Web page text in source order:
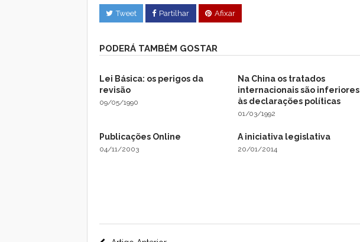
Tweet Partilhar Afixar
PODERÁ TAMBÉM GOSTAR
Lei Básica: os perigos da
revisão
09/05/1990
Na China os tratados
internacionais são inferiores
às declarações políticas
01/03/1992
Publicações Online
04/11/2003
A iniciativa legislativa
20/01/2014